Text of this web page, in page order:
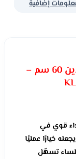
إضافية
فرن كهربائي بلت ان كيتشن لاين 60 سم –
قوي في
خيارًا عمليًا
تسهّل